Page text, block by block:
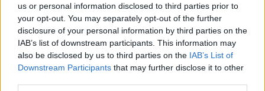
us or personal information disclosed to third parties prior to
your opt-out. You may separately opt-out of the further
disclosure of your personal information by third parties on the
IAB’s list of downstream participants. This information may
also be disclosed by us to third parties on the IAB’s List of
Downstream Participants that may further disclose it to other
Actus Info
Elon Musk nuirait gravement à Tesla
selon une étude européenne